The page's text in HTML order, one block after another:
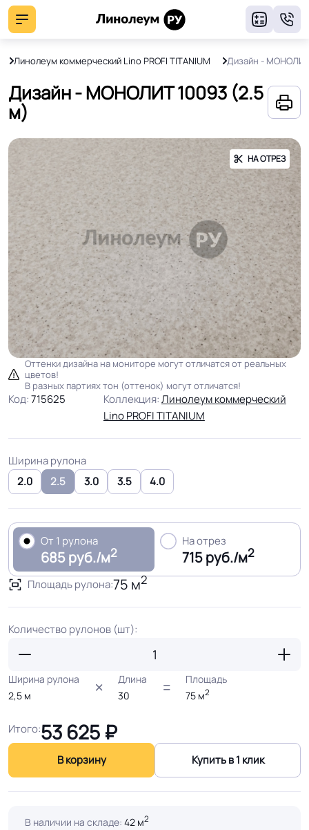
Линолеум коммерческий Lino PROFI TITANIUM Дизайн -
Дизайн - МОНОЛИТ 10093 (2.5
м)
НА ОТРЕЗ
Оттенки дизайна на мониторе могут отличатся от реальных
цветов!
В разных партиях тон (оттенок) могут отличатся!
Код:715625 Коллекция:Линолеум коммерческий
Lino PROFI TITANIUM
Ширина рулона
2.0
2.5 3.0 3.5 4.0
От 1 рулона
685 руб./м2
На отрез
715 руб./м2
Площадь рулона:75 м2
Количество рулонов (шт):
Ширина рулона
2,5 м
Длина
30
Площадь
75 м2
Итого:53 625 ₽
В корзину Купить в 1 клик
В наличии на складе: 42 м2